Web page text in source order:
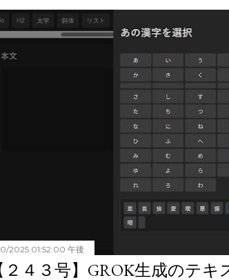
2025 01:52:00 午後
２４３号】GROK生成のテ